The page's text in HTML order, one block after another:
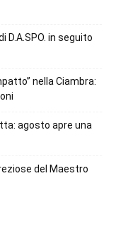
in seguito
nella Ciambra:
agosto apre una
del Maestro